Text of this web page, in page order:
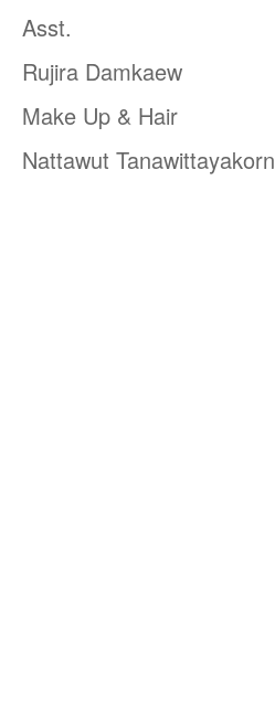
Asst.
Rujira Damkaew
Make Up & Hair
Nattawut Tanawittayakorn